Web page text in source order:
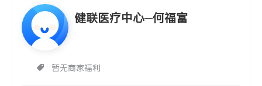
健联医疗中心─何福富
暂无商家福利